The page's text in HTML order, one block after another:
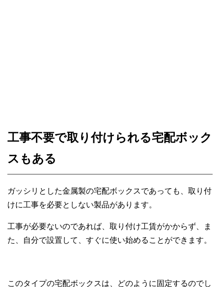
工事不要で取り付けられる宅配ボック
スもある
ガッシリとした金属製の宅配ボックスであっても、取り付
けに工事を必要としない製品があります。
工事が必要ないのであれば、取り付け工賃がかからず、ま
た、自分で設置して、すぐに使い始めることができます。
このタイプの宅配ボックスは、どのように固定するのでし